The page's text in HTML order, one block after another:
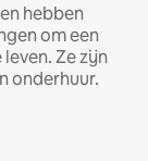
hebben
om een
Ze zijn
onderhuur.